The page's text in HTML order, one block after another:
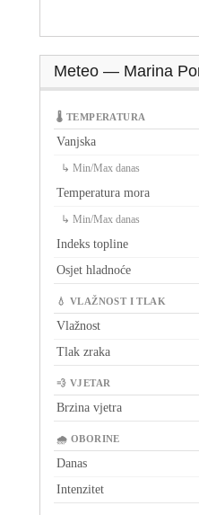
Meteo — Marina
🌡 TEMPERATURA
Vanjska
↳ Min/Max danas
Temperatura mora
↳ Min/Max danas
Indeks topline
Osjet hladnoće
💧 VLAŽNOST I TLAK
Vlažnost
Tlak zraka
💨 VJETAR
Brzina vjetra
🌧 OBORINE
Danas
Intenzitet